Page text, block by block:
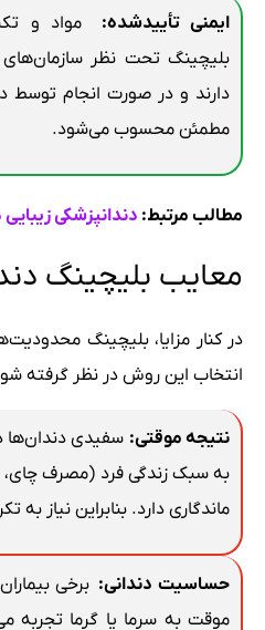
ایمنی تأییدشده: مواد و
بلیچینگ تحت نظر سازمان‌های
دارند و در صورت انجام
مطمئن محسوب می‌شود.
مطالب مرتبط: دندانپزشکی زیبایی
معایب بلیچینگ
در کنار مزایا، بلیچینگ
انتخاب این روش در نظر گرفته
نتیجه موقتی: سفیدی دندان‌ها
ماندگاری دارد. بنابراین نیاز به
حساسیت دندانی: برخی
موقت به سرما یا گرما تجربه